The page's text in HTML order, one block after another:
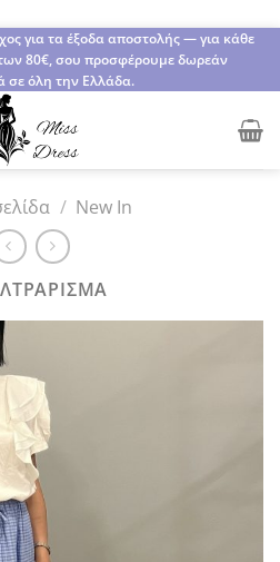
για τα έξοδα αποστολής — για κάθε
80€, σου προσφέρουμε δωρεάν
σε όλη την Ελλάδα.
/ New In